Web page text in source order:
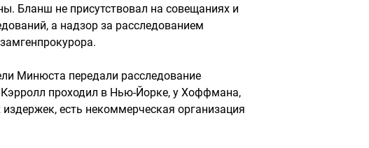
Бланш не присутствовал на совещаниях и
а надзор за расследованием
Минюста передали расследование
проходил в Нью-Йорке, у Хоффмана,
есть некоммерческая организация